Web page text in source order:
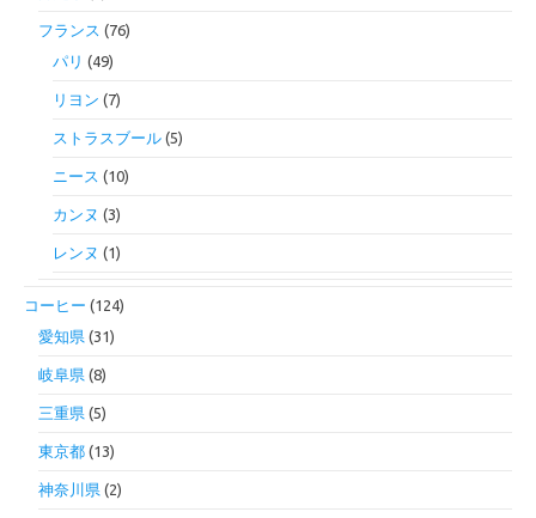
フランス (76)
パリ (49)
リヨン (7)
ストラスブール (5)
ニース (10)
カンヌ (3)
レンヌ (1)
コーヒー (124)
愛知県 (31)
岐阜県 (8)
三重県 (5)
東京都 (13)
神奈川県 (2)